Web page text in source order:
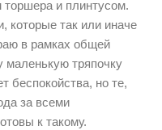
и плинтусом.
которые так или иначе
в рамках общей
маленькую тряпочку
беспокойства, но те,
за всеми
к такому.